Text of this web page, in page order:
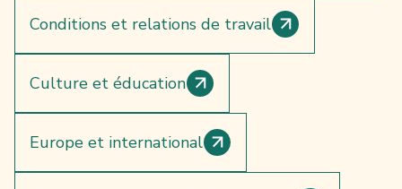
Conditions et relations de travail
Culture et éducation
Europe et international